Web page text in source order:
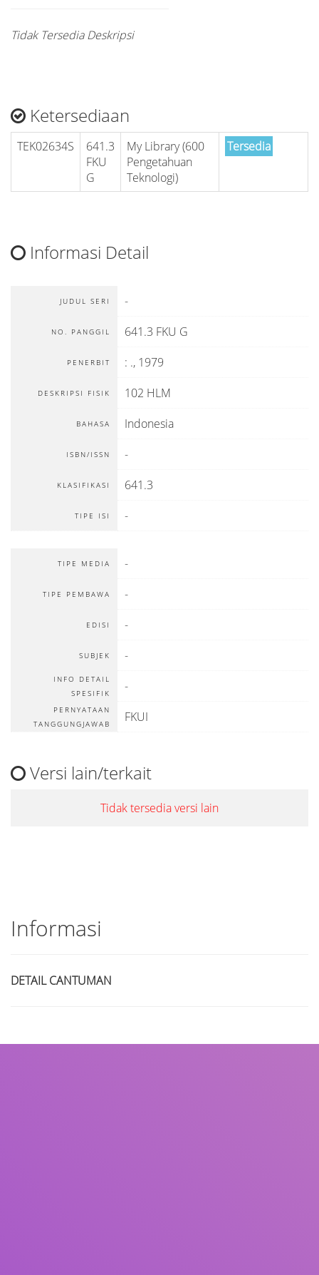
Tidak Tersedia Deskripsi
Ketersediaan
TEK02634S
641.3
FKU
G
My Library (600
Pengetahuan
Teknologi)
Tersedia
Informasi Detail
JUDUL SERI -
NO. PANGGIL 641.3 FKU G
PENERBIT : ., 1979
DESKRIPSI FISIK 102 HLM
BAHASA Indonesia
ISBN/ISSN -
KLASIFIKASI 641.3
TIPE ISI -
TIPE MEDIA -
TIPE PEMBAWA -
EDISI -
SUBJEK -
INFO DETAIL
SPESIFIK
-
PERNYATAAN
TANGGUNGJAWAB
FKUI
Versi lain/terkait
Tidak tersedia versi lain
Informasi
DETAIL CANTUMAN